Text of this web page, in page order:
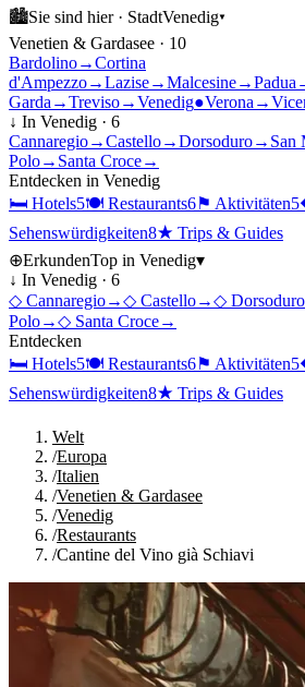
🏙Sie sind hier · StadtVenedig▾
Venetien & Gardasee · 10
Bardolino→Cortina
d'Ampezzo→Lazise→Malcesine→Padua
Garda →Treviso→Venedig●Verona →
↓ In Venedig · 6
Cannaregio→Castello→Dorsoduro→ San
Polo→ Santa Croce→
Entdecken in Venedig
🛏 Hotels5🍽 Restaurants6⚑ Aktivitäten5
Sehenswürdigkeiten8★ Trips & Guides
⊕ErkundenTop in Venedig▾
↓ In Venedig · 6
◇ Cannaregio→◇ Castello→◇ Dorsoduro
Polo→◇ Santa Croce→
Entdecken
🛏 Hotels5🍽 Restaurants6⚑ Aktivitäten5
Sehenswürdigkeiten8★ Trips & Guides
Welt
/Europa
/Italien
/Venetien & Gardasee
/Venedig
/Restaurants
/Cantine del Vino già Schiavi